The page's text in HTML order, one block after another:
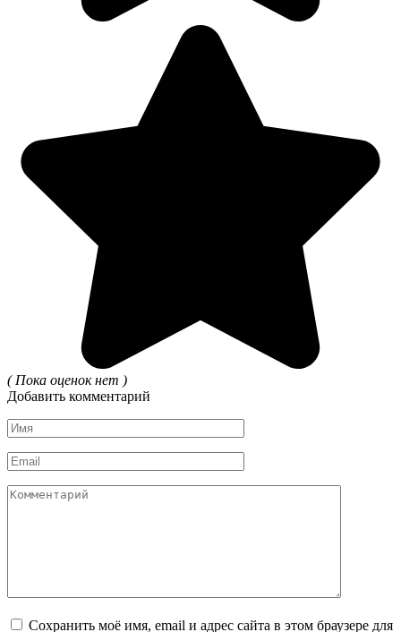
( Пока оценок нет )
Добавить комментарий
Имя
*
Email
*
Комментарий
Сохранить моё имя, email и адрес сайта в этом браузере для